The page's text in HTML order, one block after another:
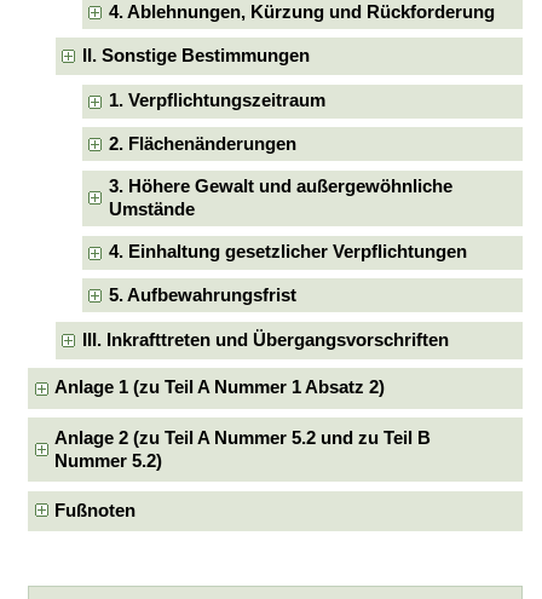
4. Ablehnungen, Kürzung und Rückforderung
II. Sonstige Bestimmungen
1. Verpflichtungszeitraum
2. Flächenänderungen
3. Höhere Gewalt und außergewöhnliche
Umstände
4. Einhaltung gesetzlicher Verpflichtungen
5. Aufbewahrungsfrist
III. Inkrafttreten und Übergangsvorschriften
Anlage 1 (zu Teil A Nummer 1 Absatz 2)
Anlage 2 (zu Teil A Nummer 5.2 und zu Teil B
Nummer 5.2)
Fußnoten